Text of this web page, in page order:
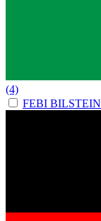
(4)
FEBI BILSTEIN